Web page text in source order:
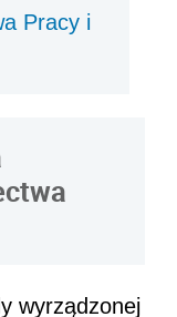
Pracy i
wyrządzonej